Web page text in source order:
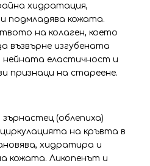
хидратация,
подмладява кожата.
на колаген, което
възвърне изгубената
нейната еластичност и
признаци на стареене.
(облепиха)
на кръвта в
хидратира и
кожата. Ликопенът и